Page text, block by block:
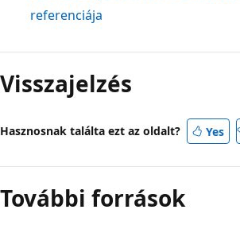
referenciája
Visszajelzés
Hasznosnak találta ezt az oldalt? Yes
További források